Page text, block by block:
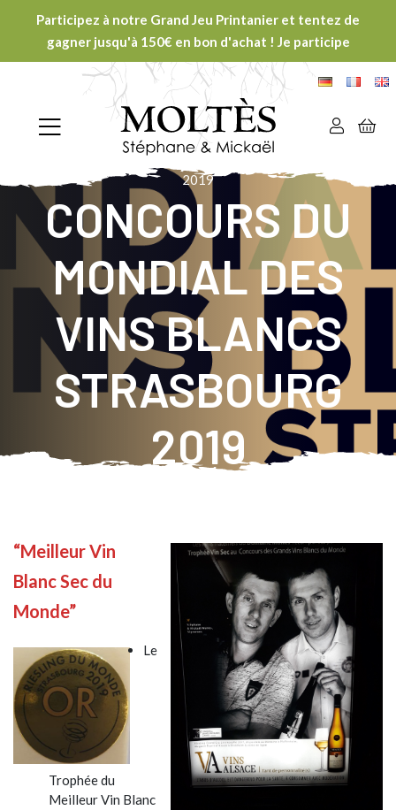
Participez à notre Grand Jeu Printanier et tentez de
gagner jusqu'à 150€ en bon d'achat ! Je participe
Concours du Mondial Des Vins Blancs Strasbourg
2019
CONCOURS DU
MONDIAL DES
VINS BLANCS
STRASBOURG
2019
“Meilleur Vin
Blanc Sec du
Monde”
Le
Trophée du
Meilleur Vin Blanc